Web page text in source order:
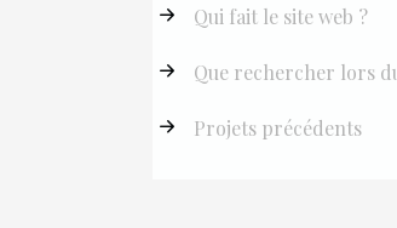
Qui fait le site web ?
Que rechercher lors
Projets précédents